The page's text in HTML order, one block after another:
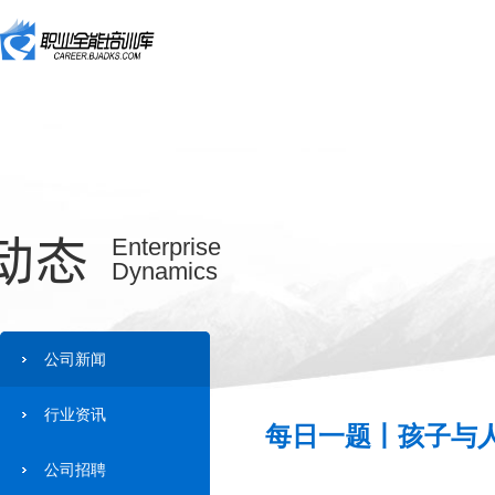
态
Enterprise
Dynamics
公司新闻
行业资讯
公司招聘
每日一题丨孩子与